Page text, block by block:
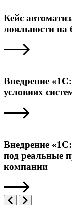
Кейс
лояльности на
Внедрение
условиях
Внедрение
под реальные
компании